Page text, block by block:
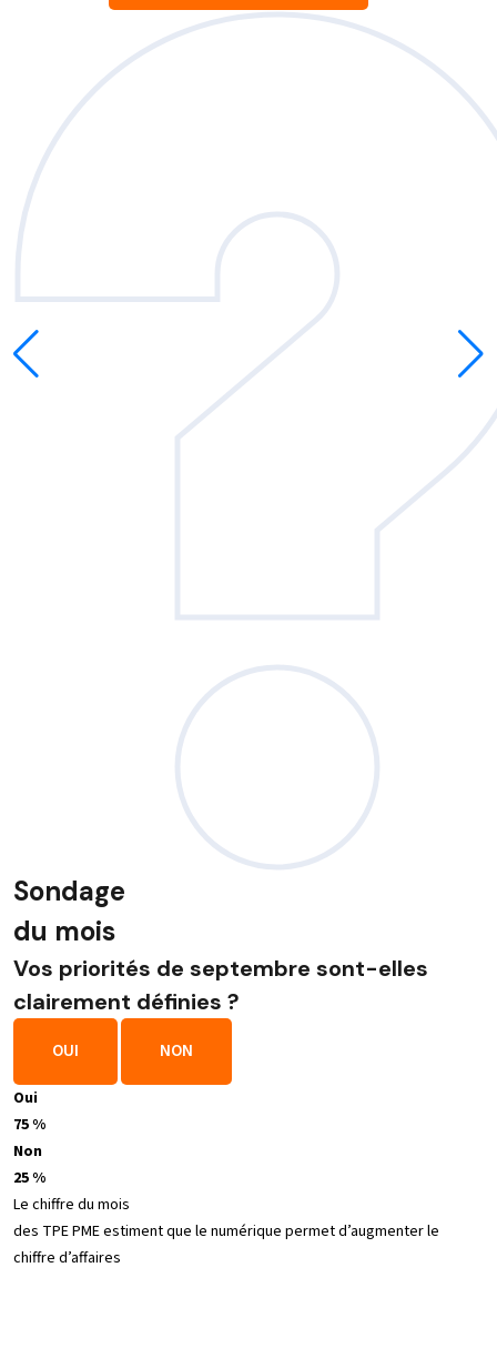
Sondage
du mois
Vos priorités de septembre sont-elles
clairement définies ?
OUI NON
Oui
75 %
Non
25 %
Le chiffre du mois
des TPE PME estiment que le numérique permet d’augmenter le
chiffre d’affaires